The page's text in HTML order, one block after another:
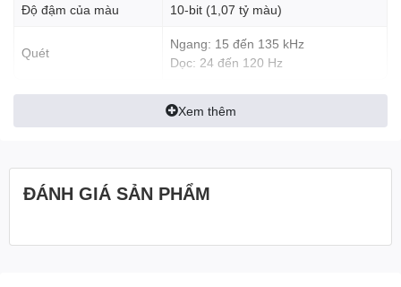
Độ đậm của màu 10-bit (1,07 tỷ màu)
Quét
Ngang: 15 đến 135 kHz
Dọc: 24 đến 120 Hz
Xem thêm
ĐÁNH GIÁ SẢN PHẨM